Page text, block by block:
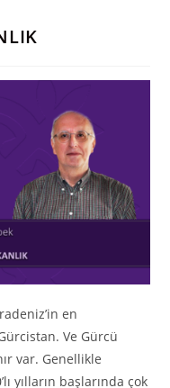
en
Ve Gürcü
var. Genellikle
yılların başlarında çok